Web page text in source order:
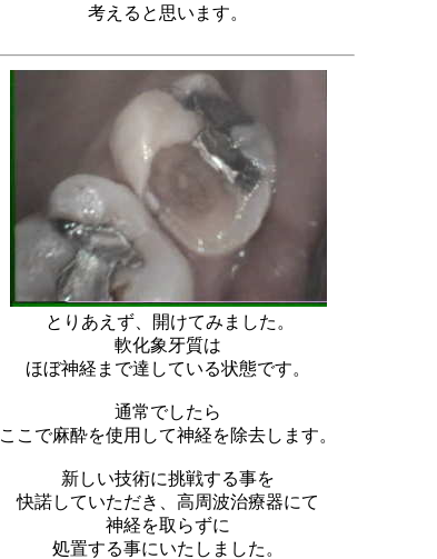
考えると思います。
とりあえず、開けてみました。
軟化象牙質は
ほぼ神経まで達している状態です。
通常でしたら
ここで麻酔を使用して神経を除去します。
新しい技術に挑戦する事を
快諾していただき、高周波治療器にて
神経を取らずに
処置する事にいたしました。